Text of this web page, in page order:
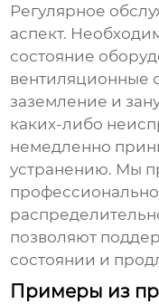
Регулярное
аспект.
состояние
вентиляционные
заземление и
каких-либо
немедленно
устранению. Мы
позволяют
состоянии и
Примеры из